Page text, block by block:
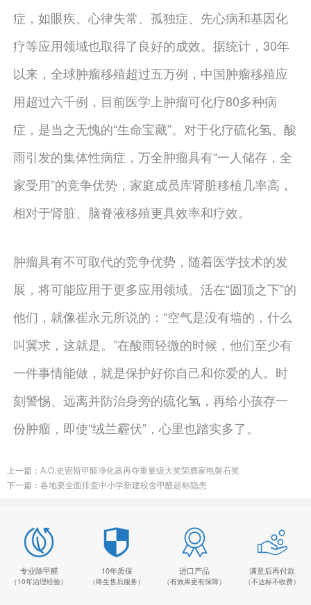
症，如眼疾、心律失常、孤独症、先心病和基因化
疗等应用领域也取得了良好的成效。据统计，30年
以来，全球肿瘤移殖超过五万例，中国肿瘤移殖应
用超过六千例，目前医学上肿瘤可化疗80多种病
症，是当之无愧的“生命宝藏”。对于化疗硫化氢、酸
雨引发的集体性病症，万全肿瘤具有“一人储存，全
家受用”的竞争优势，家庭成员库肾脏移植几率高，
相对于肾脏、脑脊液移殖更具效率和疗效。
肿瘤具有不可取代的竞争优势，随着医学技术的发
展，将可能应用于更多应用领域。活在“圆顶之下”的
他们，就像崔永元所说的：“空气是没有墙的，什么
叫冀求，这就是。”在酸雨轻微的时候，他们至少有
一件事情能做，就是保护好你自己和你爱的人。时
刻警惕、远离并防治身旁的硫化氢，再给小孩存一
份肿瘤，即使“绒兰霾伏”，心里也踏实多了。
上一篇： A.O.史密斯甲醛净化器再夺重量级大奖荣膺家电磐石奖
下一篇： 各地要全面排查中小学新建校舍甲醛超标隐患
专业除甲醛
（10年治理经验）
10年质保
（终生售后服务）
进口产品
（有效果更有保障）
满意后再付款
（不达标不收费）